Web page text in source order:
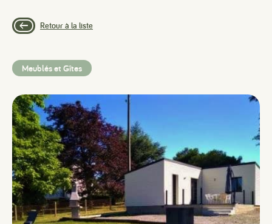
Retour à la liste
Meublés et Gîtes